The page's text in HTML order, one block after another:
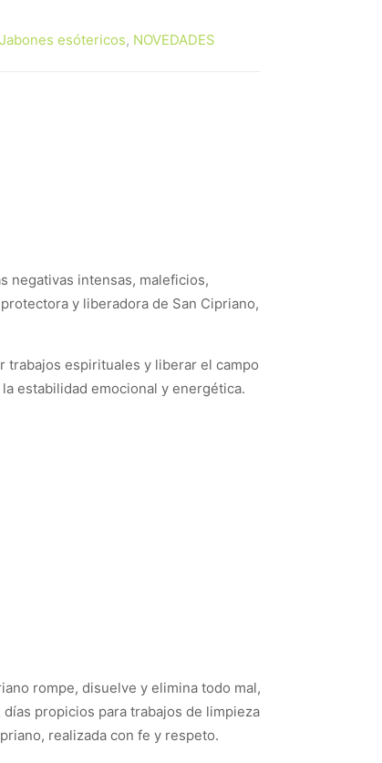
esótericos, NOVEDADES
negativas intensas, maleficios,
y liberadora de San Cipriano,
trabajos espirituales y liberar el campo
estabilidad emocional y energética.
rompe, disuelve y elimina todo mal,
propicios para trabajos de limpieza
realizada con fe y respeto.